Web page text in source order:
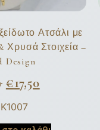
Ατσάλι με
Χρυσά Στοιχεία –
Design
€17,50